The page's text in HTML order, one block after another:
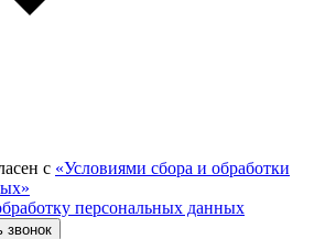
с «Условиями сбора и обработки
персональных данных
звонок